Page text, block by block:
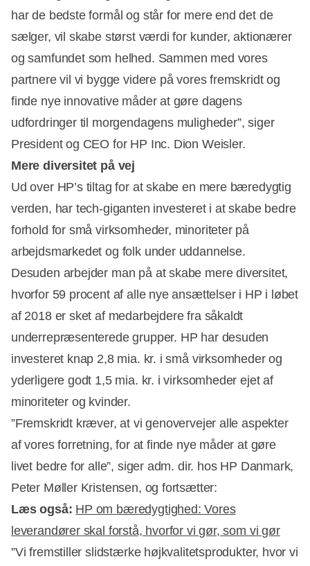
har de bedste formål og står for mere end det de
sælger, vil skabe størst værdi for kunder, aktionærer
og samfundet som helhed. Sammen med vores
partnere vil vi bygge videre på vores fremskridt og
finde nye innovative måder at gøre dagens
udfordringer til morgendagens muligheder”, siger
President og CEO for HP Inc. Dion Weisler.
Mere diversitet på vej
Ud over HP’s tiltag for at skabe en mere bæredygtig
verden, har tech-giganten investeret i at skabe bedre
forhold for små virksomheder, minoriteter på
arbejdsmarkedet og folk under uddannelse.
Desuden arbejder man på at skabe mere diversitet,
hvorfor 59 procent af alle nye ansættelser i HP i løbet
af 2018 er sket af medarbejdere fra såkaldt
underrepræsenterede grupper. HP har desuden
investeret knap 2,8 mia. kr. i små virksomheder og
yderligere godt 1,5 mia. kr. i virksomheder ejet af
minoriteter og kvinder.
”Fremskridt kræver, at vi genovervejer alle aspekter
af vores forretning, for at finde nye måder at gøre
livet bedre for alle”, siger adm. dir. hos HP Danmark,
Peter Møller Kristensen, og fortsætter:
Læs også: HP om bæredygtighed: Vores
leverandører skal forstå, hvorfor vi gør, som vi gør
”Vi fremstiller slidstærke højkvalitetsprodukter, hvor vi